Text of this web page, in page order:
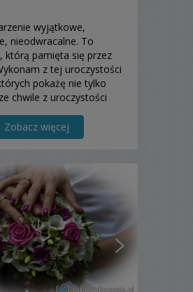
wyjątkowe,
nieodwracalne. To
którą pamięta się przez
z tej uroczystości
pokażę nie tylko
chwile z uroczystości
Zobacz więcej